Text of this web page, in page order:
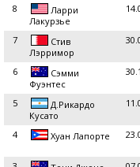
8
Ларри
Лакурзье
7
Стив
Лэрримор
6
Сэмми
Фуэнтес
5
Д.Рикардо
Кусато
4 Хуан Лапорте